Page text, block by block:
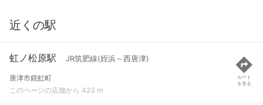
近くの駅
虹ノ松原駅 JR筑肥線(姪浜～西唐津)
唐津市鏡虹町
このページの店舗から 423 m
ルート
を見る